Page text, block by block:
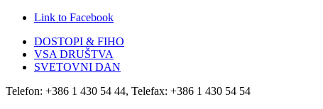
Link to Facebook
DOSTOPI & FIHO
VSA DRUŠTVA
SVETOVNI DAN
Telefon: +386 1 430 54 44, Telefax: +386 1 430 54 54